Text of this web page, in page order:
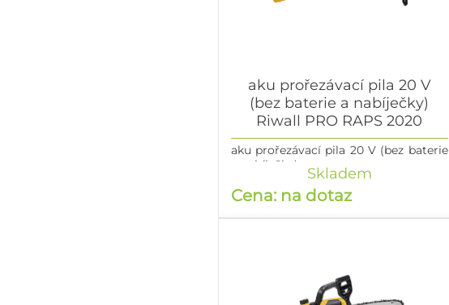
aku prořezávací pila 20 V
(bez baterie a nabíječky)
Riwall PRO RAPS 2020
aku prořezávací pila 20 V (bez baterie
a nabíječky)
Skladem
Cena: na dotaz